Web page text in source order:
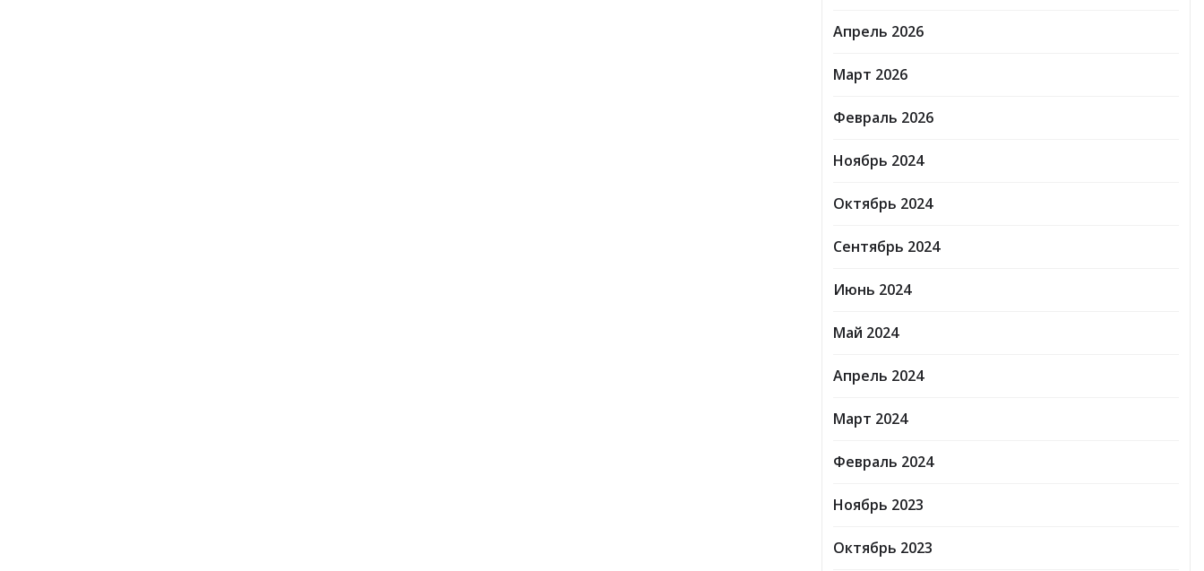
Апрель 2026
Март 2026
Февраль 2026
Ноябрь 2024
Октябрь 2024
Сентябрь 2024
Июнь 2024
Май 2024
Апрель 2024
Март 2024
Февраль 2024
Ноябрь 2023
Октябрь 2023